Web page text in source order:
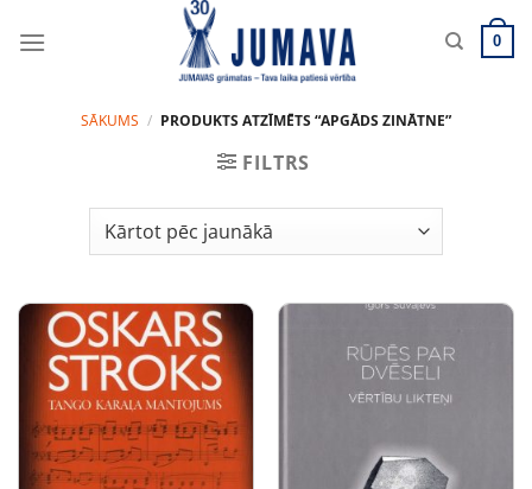
0
SĀKUMS / PRODUKTS ATZĪMĒTS “APGĀDS ZINĀTNE”
FILTRS